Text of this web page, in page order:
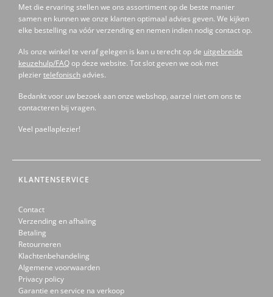
Met die ervaring stellen we ons assortiment op de beste manier
samen en kunnen we onze klanten optimaal advies geven. We kijken
elke bestelling na vóór verzending en nemen indien nodig contact op.
Als onze winkel te veraf gelegen is kan u terecht op de uitgebreide
keuzehulp/FAQop deze website. Tot slot geven we ook met
pleziertelefonischadvies.
Bedankt voor uw bezoek aan onze webshop, aarzel niet om ons te
contacteren bij vragen.
Veel paellaplezier!
KLANTENSERVICE
Contact
Verzending en afhaling
Betaling
Retourneren
Klachtenbehandeling
Algemene voorwaarden
Privacy policy
Garantie en service na verkoop